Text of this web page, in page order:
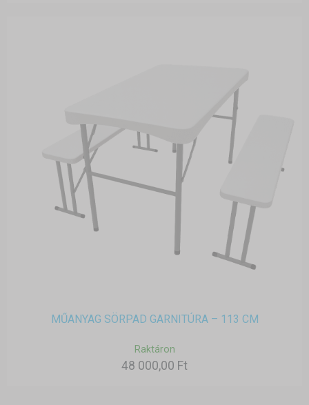
MŰANYAG SÖRPAD GARNITÚRA – 113 CM
Raktáron
48 000,00 Ft